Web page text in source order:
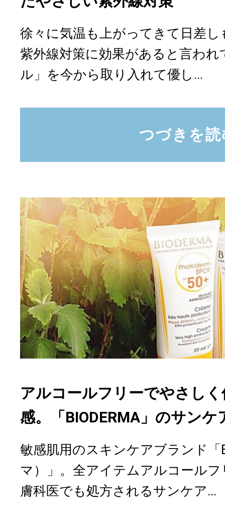
徐々に気温も上がってきて日差
紫外線対策に効果があると言わ
ル」を今から取り入れて優し...
つづきを読
アルコールフリーでやさし
感。「BIODERMA」のサンケ
敏感肌用のスキンケアブランド「
マ）」。全アイテムアルコール
膚科医でも処方されるサンケア...